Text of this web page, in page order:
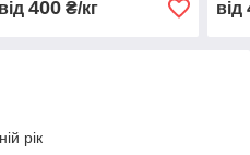
3,21+3,24+3,31м=19,5кг
від 400₴/кг від
рік